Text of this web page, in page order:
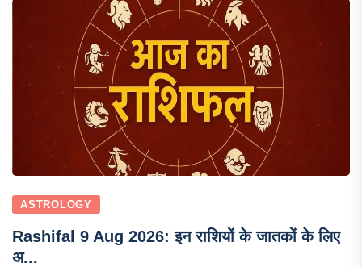
ASTROLOGY
Rashifal 9 Aug 2026: इन राशियों के जातकों के लिए
अ...